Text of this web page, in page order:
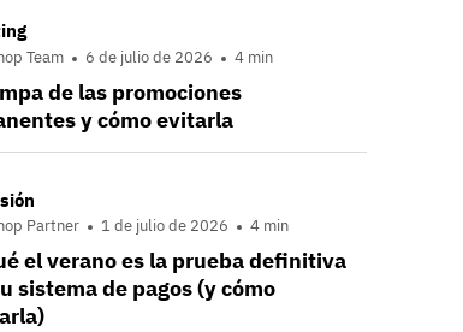
Team 6 de julio de 2026 4 min
de las promociones
y cómo evitarla
Partner 1 de julio de 2026 4 min
el verano es la prueba definitiva
sistema de pagos (y cómo